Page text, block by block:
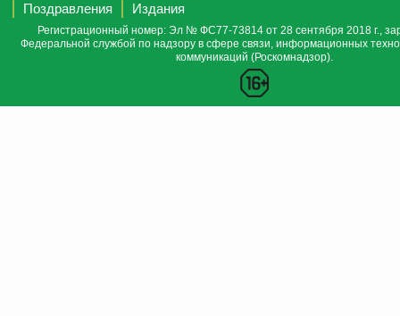
Поздравления
Издания
Регистрационный номер: Эл № ФС77-73814 от 28 сентября 2018 г.,
Федеральной службой по надзору в сфере связи, информационных
коммуникаций (Роскомнадзор).